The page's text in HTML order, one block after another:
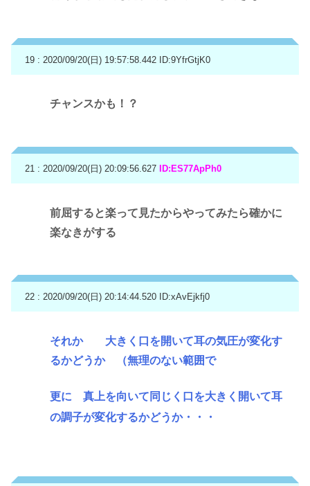
19 : 2020/09/20(日) 19:57:58.442 ID:9YfrGtjK0
チャンスかも！？
21 : 2020/09/20(日) 20:09:56.627 ID:ES77ApPh0
前屈すると楽って見たからやってみたら確かに
楽なきがする
22 : 2020/09/20(日) 20:14:44.520 ID:xAvEjkfj0
それか 大きく口を開いて耳の気圧が変化す
るかどうか （無理のない範囲で
更に 真上を向いて同じく口を大きく開いて耳
の調子が変化するかどうか・・・